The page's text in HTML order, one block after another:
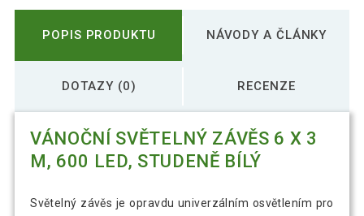
POPIS PRODUKTU NÁVODY A ČLÁNKY
DOTAZY (0) RECENZE
VÁNOČNÍ SVĚTELNÝ ZÁVĚS 6 X 3
M, 600 LED, STUDENĚ BÍLÝ
Světelný závěs je opravdu univerzálním osvětlením pro